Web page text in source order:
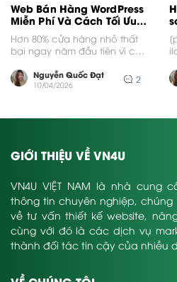
Web Bán Hàng WordPress
Miễn Phí Và Cách Tối Ưu
Chuyên Nghiệp
Hơn 80% cửa hàng nhỏ thất
bại ngay năm đầu tiên vì chi
Nguyễn Quốc Đạt
10/04/2026 2
GIỚI THIỆU VỀ VN4U
VN4U VIỆT NAM là nhà cung
thông tin chuyên nghiệp,
về tư vấn thiết kế website,
cùng với đó là các dịch vụ
thành đối tác tin cậy của nhiều